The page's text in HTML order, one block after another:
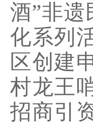
酒”非遗
化系列
区创建
村龙王
招商引